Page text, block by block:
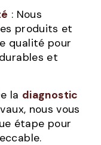
: Nous
produits et
qualité pour
et
la diagnostic
nous vous
étape pour